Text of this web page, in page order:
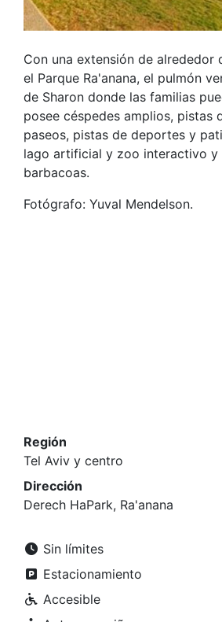
Con una extensión de alrededor
el Parque Ra'anana, el pulmón
de Sharon donde las familias
posee céspedes amplios, pistas
paseos, pistas de deportes y
lago artificial y zoo interactivo y
barbacoas.
Fotógrafo: Yuval Mendelson.
Región
Tel Aviv y centro
Dirección
Derech HaPark, Ra'anana
Sin límites
Estacionamiento
Accesible